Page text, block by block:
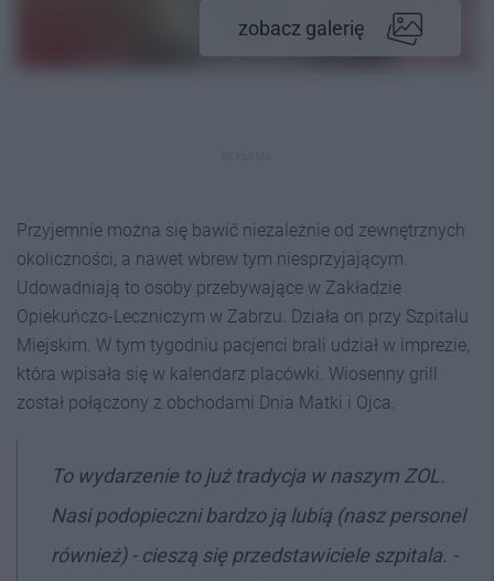
zobacz galerię
Przyjemnie można się bawić niezależnie od zewnętrznych
okoliczności, a nawet wbrew tym niesprzyjającym.
Udowadniają to osoby przebywające w Zakładzie
Opiekuńczo-Leczniczym w Zabrzu. Działa on przy Szpitalu
Miejskim. W tym tygodniu pacjenci brali udział w imprezie,
która wpisała się w kalendarz placówki. Wiosenny grill
został połączony z obchodami Dnia Matki i Ojca.
To wydarzenie to już tradycja w naszym ZOL.
Nasi podopieczni bardzo ją lubią (nasz personel
również) - cieszą się przedstawiciele szpitala. -